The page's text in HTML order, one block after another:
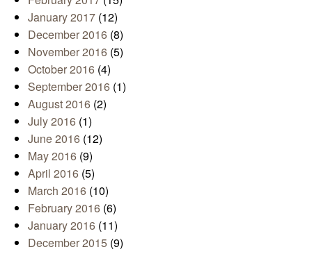
January 2017 (12)
December 2016 (8)
November 2016 (5)
October 2016 (4)
September 2016 (1)
August 2016 (2)
July 2016 (1)
June 2016 (12)
May 2016 (9)
April 2016 (5)
March 2016 (10)
February 2016 (6)
January 2016 (11)
December 2015 (9)